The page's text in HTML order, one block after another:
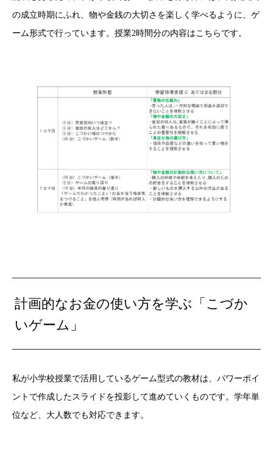
の成立時期にふれ、物や金銭の大切さを楽しく学べるように、ゲ
ーム形式で行っています。授業2時間分の内容はこちらです。
計画的なお金の使い方を学ぶ「こづか
いゲーム」
私が小学校授業で活用しているゲーム型式の教材は、パワーポイ
ントで作成したスライドを投影して進めていくものです。学年単
位など、大人数でも対応できます。